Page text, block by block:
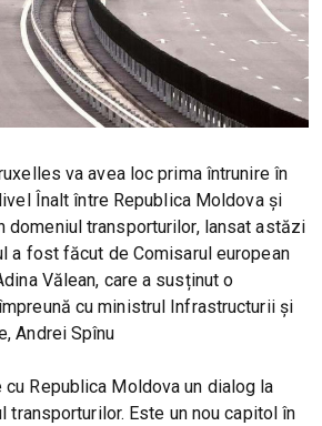
va avea loc prima întrunire în
Înalt între Republica Moldova și
domeniul transporturilor, lansat astăzi
a fost făcut de Comisarul european
Vălean, care a susținut o
cu ministrul Infrastructurii și
Andrei Spînu
cu Republica Moldova un dialog la
transporturilor. Este un nou capitol în